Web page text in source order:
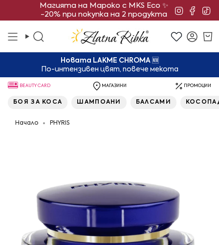
Преминете
Новата LAKME CHROMA 🆕
По-интензивен цвят, повече мекота
Магията на Мароко с MKS Eco ✨
-20% при покупка на 2 продукта
Търсене
BEAUTY CARD МАГАЗИНИ ПРОМОЦИИ
БОЯ ЗА КОСА ШАМПОАНИ БАЛСАМИ
Начало PHYRIS